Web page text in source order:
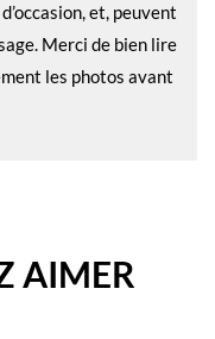
et, peuvent
Merci de bien lire
les photos avant
AIMER